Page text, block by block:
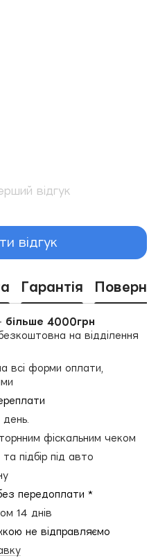
відгук
відгук
Гарантія
більше 4000грн
на відділення
всі форми оплати,
фіскальним чеком
підбір під авто
передоплати *
14 днів
не відправляємо